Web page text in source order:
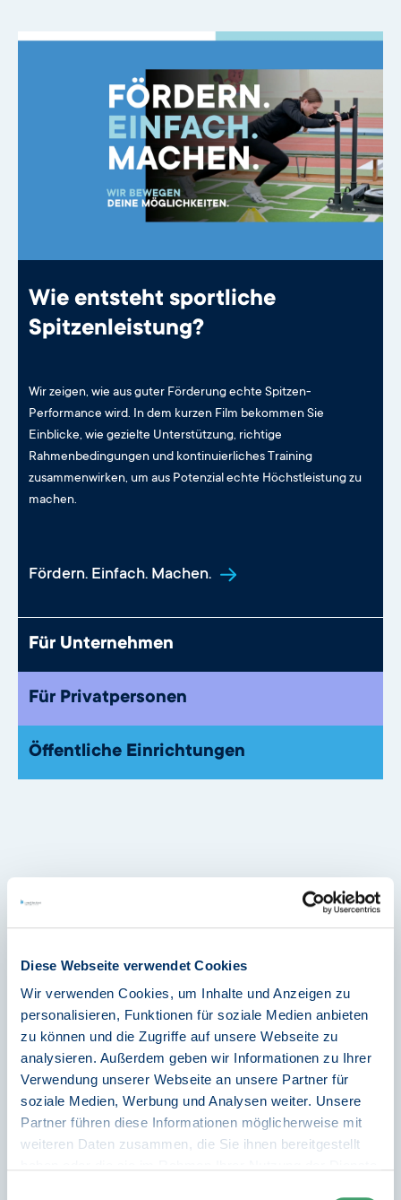
Diese Webseite verwendet Cookies
Wir verwenden Cookies, um Inhalte und Anzeigen zu
personalisieren, Funktionen für soziale Medien anbieten
zu können und die Zugriffe auf unsere Webseite zu
analysieren. Außerdem geben wir Informationen zu Ihrer
Verwendung unserer Webseite an unsere Partner für
soziale Medien, Werbung und Analysen weiter. Unsere
Partner führen diese Informationen möglicherweise mit
weiteren Daten zusammen, die Sie ihnen bereitgestellt
Wie entsteht sportliche
Spitzenleistung?
Wir zeigen, wie aus guter Förderung echte Spitzen-
Performance wird. In dem kurzen Film bekommen Sie
Einblicke, wie gezielte Unterstützung, richtige
Rahmenbedingungen und kontinuierliches Training
zusammenwirken, um aus Potenzial echte Höchstleistung zu
machen.
Fördern. Einfach. Machen.
Für Unternehmen
Für Privatpersonen
Öffentliche Einrichtungen
Strukturwandel:
IB
vor
08/
IB
vor